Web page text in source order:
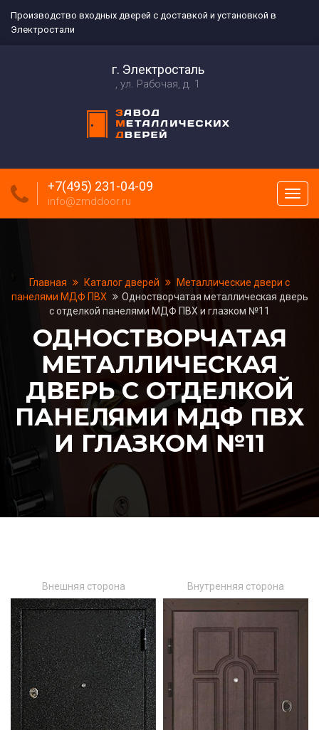
Производство входных дверей с доставкой и установкой в
Электростали
г. Электросталь
ул. Рабочая, д. 1
меню
+7(495) 231-04-09
info@zmddoor.ru
Главная Каталог дверей
Металлические двери с
панелями МДФ ПВХ
Одностворчатая металлическая дверь
с отделкой панелями МДФ ПВХ и глазком №11
ОДНОСТВОРЧАТАЯ
МЕТАЛЛИЧЕСКАЯ
ДВЕРЬ С ОТДЕЛКОЙ
ПАНЕЛЯМИ МДФ ПВХ
И ГЛАЗКОМ №11
Внешняя сторона Внутренняя сторона